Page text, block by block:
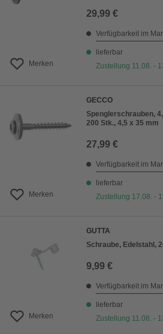
Merken
29,99 €
Verfügbarkeit im
lieferbar
Zustellung 11.08. -
Merken
GECCO
Spenglerschrauben,
200 Stk., 4,5 x 35 mm
27,99 €
Verfügbarkeit im
lieferbar
Zustellung 17.08. -
Merken
GUTTA
Schraube, Edelstahl,
9,99 €
Verfügbarkeit im
lieferbar
Zustellung 11.08. -